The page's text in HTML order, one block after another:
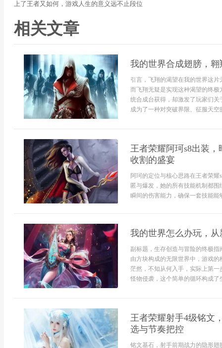
上了王者又如何，游戏人生的意义远不止段位
相关文章
我的世界合成翅膀，
引言，飞翔的渴望在我的世界这
而飞翔无疑是实现这种渴望的终
统合成台获得，却激发了玩家们
成为了一种对突破界限、征服天空
王者荣耀阿珂s8出装
收割的盛宴
阿珂的定位与核心思路在王者荣
匿与爆发，她的所有技能机制都
瞬间的伤害能力，确保一套技能能
我的世界怎么办玩，
副标题，生存创造与冒险的终极
由方块构成的无限世界中，游戏
茫然，不知从何入手，实际上第
怪物侵袭，这个简单的循环构成
王者荣耀射手4级铭文
选与节奏把控
铭文基石，射手前期战力的隐形